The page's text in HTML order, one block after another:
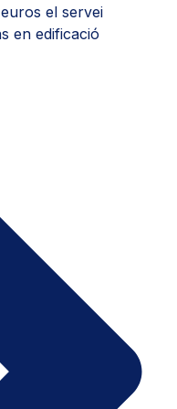
el servei
en edificació